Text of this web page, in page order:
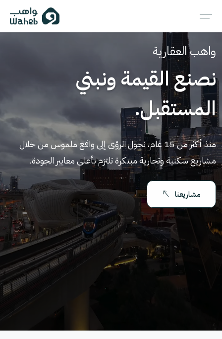
واهب العقارية
نصنع القيمة ونبني
المستقبل.
منذ أكثر من 15 عام، نحول الرؤى إلى واقع ملموس من خلال
مشاريع سكنية وتجارية مبتكرة تلتزم بأعلى معايير الجودة.
مشاريعنا